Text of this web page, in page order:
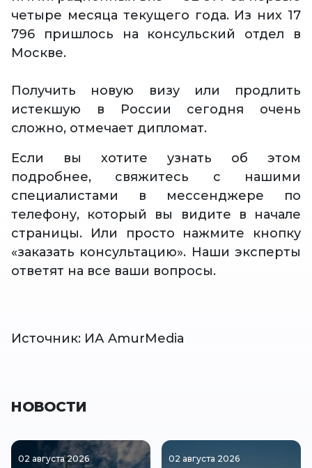
четыре месяца текущего года. Из них 17
796 пришлось на консульский отдел в
Москве.
Получить новую визу или продлить
истекшую в России сегодня очень
сложно, отмечает дипломат.
Если вы хотите узнать об этом
подробнее, свяжитесь с нашими
специалистами в мессенджере по
телефону, который вы видите в начале
страницы. Или просто нажмите кнопку
«заказать консультацию». Наши эксперты
ответят на все ваши вопросы.
Источник: ИА AmurMedia
НОВОСТИ
02 августа 2026 02 августа 2026